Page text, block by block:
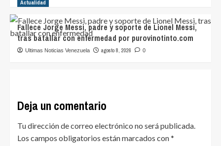
Actualidad
Fallece Jorge Messi, padre y soporte de Lionel Messi,
tras batallar con enfermedad por purovinotinto.com
Ultimas Noticias Venezuela agosto 8, 2026 0
Deja un comentario
Tu dirección de correo electrónico no será publicada.
Los campos obligatorios están marcados con*